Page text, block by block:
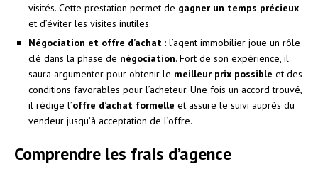
visités. Cette prestation permet de gagner un temps précieux
et d’éviter les visites inutiles.
Négociation et offre d’achat : l’agent immobilier joue un rôle
clé dans la phase de négociation. Fort de son expérience, il
saura argumenter pour obtenir le meilleur prix possible et des
conditions favorables pour l’acheteur. Une fois un accord trouvé,
il rédige l’offre d’achat formelle et assure le suivi auprès du
vendeur jusqu’à acceptation de l’offre.
Comprendre les frais d’agence